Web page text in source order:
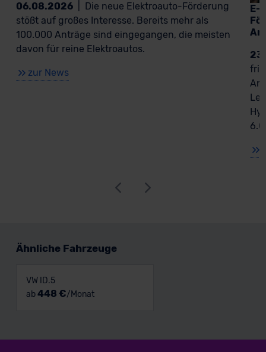
06.08.2026
Die neue Elektroauto-Förderung
stößt auf großes Interesse. Bereits mehr als
100.000 Anträge sind eingegangen, die meisten
davon für reine Elektroautos.
zur News
E-
Ähnliche Fahrzeuge
VW ID.5
ab448 €/Monat